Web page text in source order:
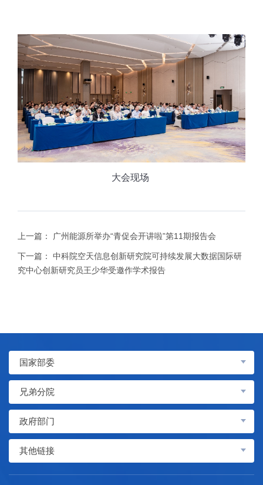
大会现场
上一篇： 广州能源所举办“青促会开讲啦”第11期报告会
下一篇：
中科院空天信息创新研究院可持续发展大数据国际研
究中心创新研究员王少华受邀作学术报告
国家部委
兄弟分院
政府部门
其他链接